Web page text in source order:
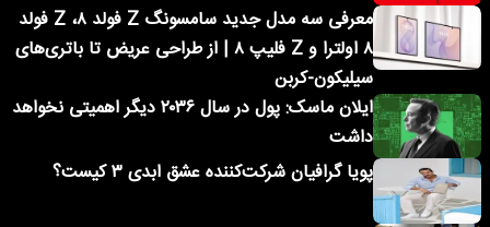
معرفی سه مدل جدید سامسونگ Z فولد ۸، Z فولد
۸ اولترا و Z فلیپ ۸ | از طراحی عریض تا باتری‌های
سیلیکون-کربن
ایلان ماسک: پول در سال ۲۰۳۶ دیگر اهمیتی نخواهد
داشت
پویا گرافیان شرکت‌کننده عشق ابدی ۳ کیست؟